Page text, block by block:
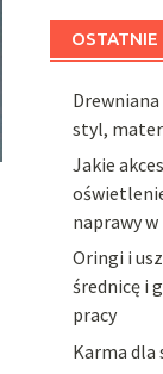
OSTATNIE
styl,
Jakie
naprawy
Oringi i
średnicę i
pracy
Karma dla